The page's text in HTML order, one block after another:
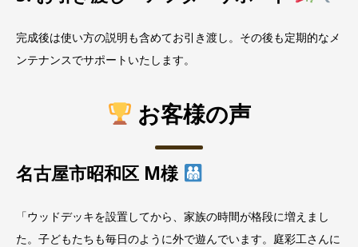
完成後は使い方の説明も含めてお引き渡し。その後も定期的なメ
ンテナンスでサポートいたします。
お客様の声
名古屋市昭和区 M様
「ウッドデッキを設置してから、家族の時間が格段に増えまし
た。子どもたちも毎日のように外で遊んでいます。庭彩工さんに